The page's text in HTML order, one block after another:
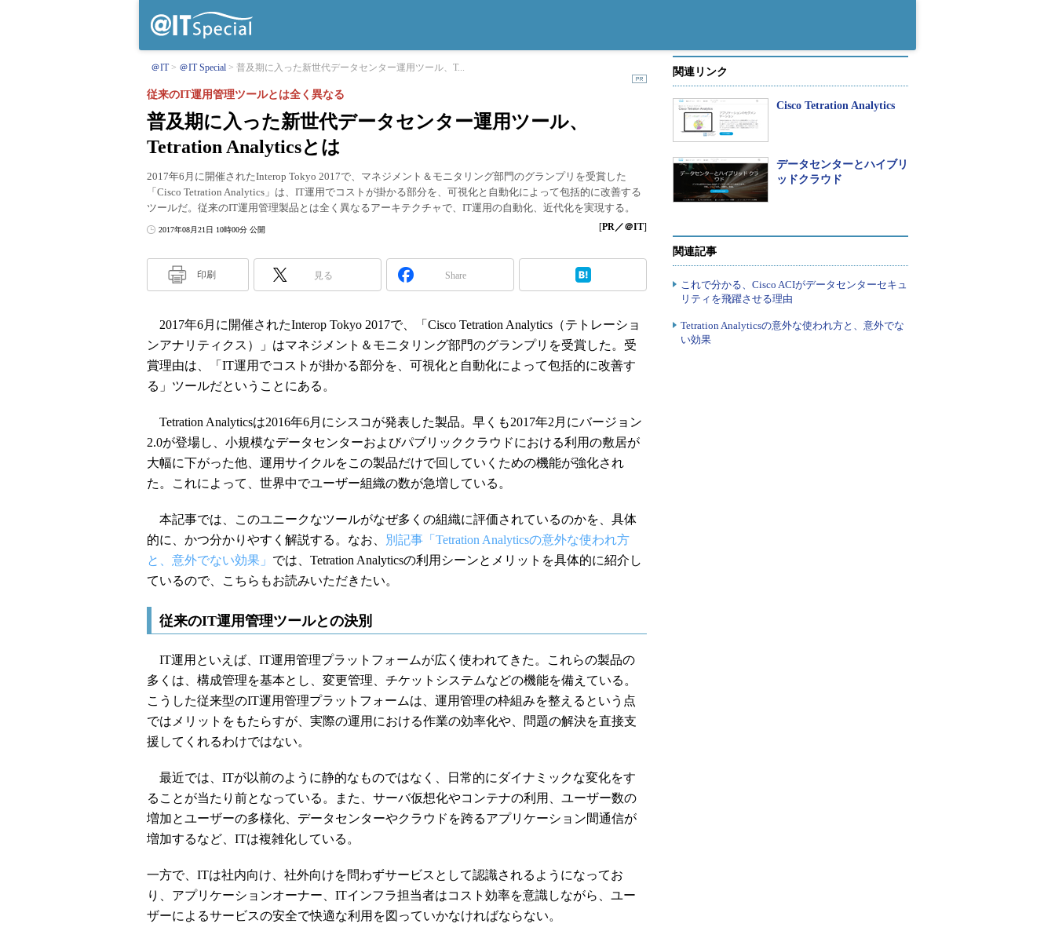
＠IT ＠IT Special 普及期に入った新世代データセンター運用ツール、T...
普及期に入った新世代データセンター運用ツール、
Tetration Analyticsとは
従来のIT運用管理ツールとは全く異なる
2017年6月に開催されたInterop Tokyo 2017で、マネジメント＆モニタリング部門のグランプリを受賞した
「Cisco Tetration Analytics」は、IT運用でコストが掛かる部分を、可視化と自動化によって包括的に改善する
ツールだ。従来のIT運用管理製品とは全く異なるアーキテクチャで、IT運用の自動化、近代化を実現する。
2017年08月21日 10時00分 公開 [PR／＠IT]
印刷 見る Share
2017年6月に開催されたInterop Tokyo 2017で、「Cisco Tetration Analytics（テトレーショ
ンアナリティクス）」はマネジメント＆モニタリング部門のグランプリを受賞した。受
賞理由は、「IT運用でコストが掛かる部分を、可視化と自動化によって包括的に改善す
る」ツールだということにある。
Tetration Analyticsは2016年6月にシスコが発表した製品。早くも2017年2月にバージョン
2.0が登場し、小規模なデータセンターおよびパブリッククラウドにおける利用の敷居が
大幅に下がった他、運用サイクルをこの製品だけで回していくための機能が強化され
た。これによって、世界中でユーザー組織の数が急増している。
本記事では、このユニークなツールがなぜ多くの組織に評価されているのかを、具体
的に、かつ分かりやすく解説する。なお、
別記事「Tetration Analyticsの意外な使われ方
と、意外でない効果」 では、Tetration Analyticsの利用シーンとメリットを具体的に紹介し
ているので、こちらもお読みいただきたい。
従来のIT運用管理ツールとの決別
IT運用といえば、IT運用管理プラットフォームが広く使われてきた。これらの製品の
多くは、構成管理を基本とし、変更管理、チケットシステムなどの機能を備えている。
こうした従来型のIT運用管理プラットフォームは、運用管理の枠組みを整えるという点
ではメリットをもたらすが、実際の運用における作業の効率化や、問題の解決を直接支
援してくれるわけではない。
最近では、ITが以前のように静的なものではなく、日常的にダイナミックな変化をす
ることが当たり前となっている。また、サーバ仮想化やコンテナの利用、ユーザー数の
増加とユーザーの多様化、データセンターやクラウドを跨るアプリケーション間通信が
増加するなど、ITは複雑化している。
一方で、ITは社内向け、社外向けを問わずサービスとして認識されるようになってお
り、アプリケーションオーナー、ITインフラ担当者はコスト効率を意識しながら、ユー
ザーによるサービスの安全で快適な利用を図っていかなければならない。
関連リンク
Cisco Tetration Analytics
データセンターとハイブリ
ッドクラウド
関連記事
これで分かる、Cisco ACIがデータセンターセキュ
リティを飛躍させる理由
Tetration Analyticsの意外な使われ方と、意外でな
い効果